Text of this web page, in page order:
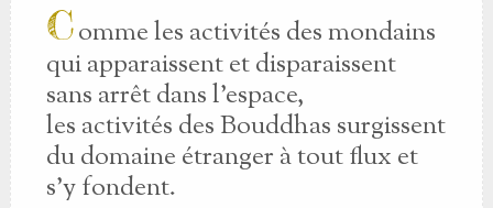
Comme les activités des mondains
qui apparaissent et disparaissent
sans arrêt dans l'espace,
les activités des Bouddhas surgissent
du domaine étranger à tout flux et
s'y fondent.